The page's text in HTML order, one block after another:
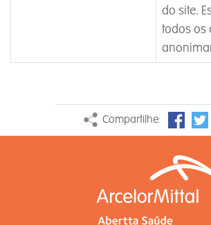
do site.
todos os
Compartilhe: